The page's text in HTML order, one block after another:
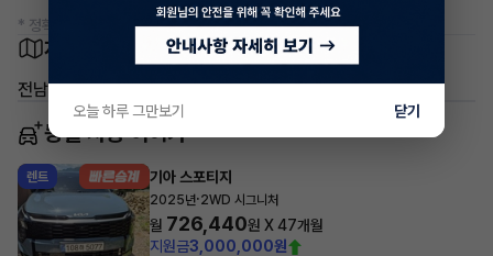
* 정확한 정보는 판매자와 반드시 확인하시기 바랍니다.
차량 위치
전남 목포시 용당동
동일 차종 이어카
렌트 기아 스포티지
2025년·2WD 시그니처
월 726,440원 X47개월
지원금3,000,000원
오늘 하루 그만보기 닫기